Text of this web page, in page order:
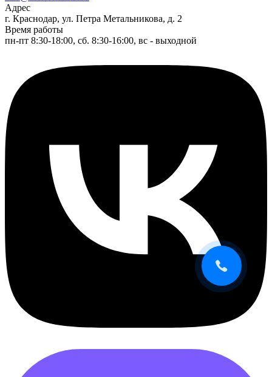
Адрес
г. Краснодар, ул. Петра Метальникова, д. 2
Время работы
пн-пт 8:30-18:00, сб. 8:30-16:00, вс - выходной